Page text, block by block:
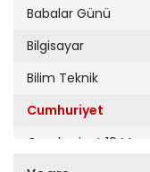
Babalar Günü
Bilgisayar
Bilim Teknik
Cumhuriyet
Cumhuriyet 19 Mayıs